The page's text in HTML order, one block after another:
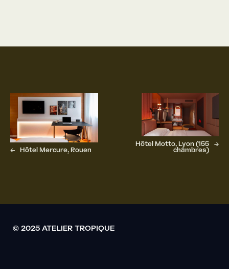
← Hôtel Mercure, Rouen
→
Hôtel Motto, Lyon (155
chambres)
© 2025 ATELIER TROPIQUE